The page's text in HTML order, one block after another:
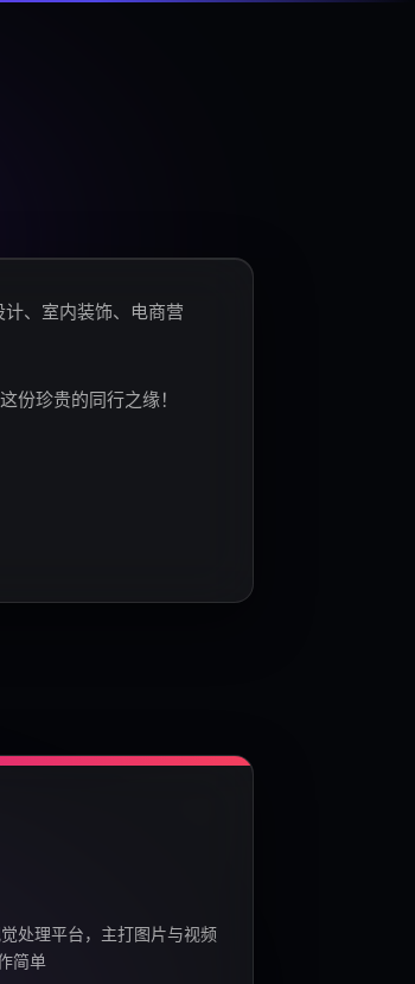
、室内装饰、电商营
份珍贵的同行之缘！
处理平台，主打图片与视频
简单